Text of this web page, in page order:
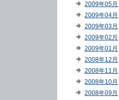
2009年05月
2009年04月
2009年03月
2009年02月
2009年01月
2008年12月
2008年11月
2008年10月
2008年09月